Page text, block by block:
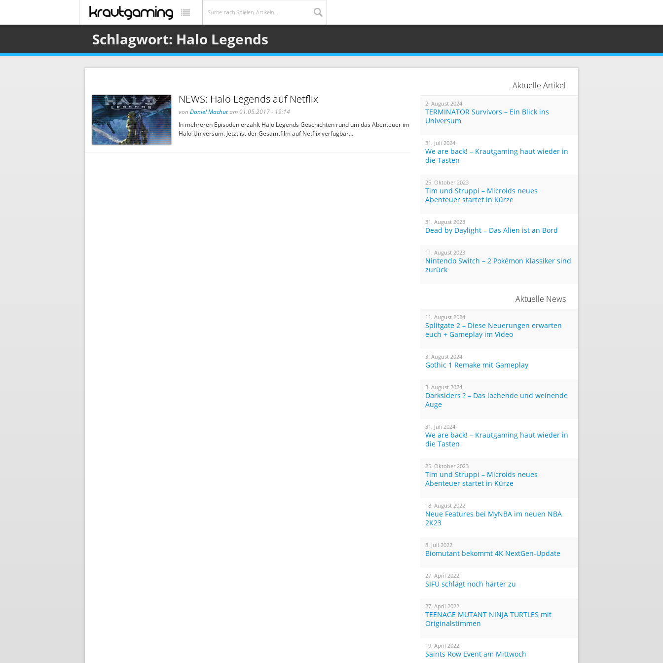
Schlagwort: Halo Legends
NEWS: Halo Legends auf Netflix
von Daniel Machutam 01.05.2017 - 19:14
In mehreren Episoden erzählt Halo Legends Geschichten rund um das Abenteuer im
Halo-Universum. Jetzt ist der Gesamtfilm auf Netflix verfügbar...
Aktuelle Artikel
2. August 2024
TERMINATOR Survivors – Ein Blick ins
Universum
31. Juli 2024
We are back! – Krautgaming haut wieder in
die Tasten
25. Oktober 2023
Tim und Struppi – Microids neues
Abenteuer startet in Kürze
31. August 2023
Dead by Daylight – Das Alien ist an Bord
11. August 2023
Nintendo Switch – 2 Pokémon Klassiker sind
zurück
Aktuelle News
11. August 2024
Splitgate 2 – Diese Neuerungen erwarten
euch + Gameplay im Video
3. August 2024
Gothic 1 Remake mit Gameplay
3. August 2024
Darksiders ? – Das lachende und weinende
Auge
31. Juli 2024
We are back! – Krautgaming haut wieder in
die Tasten
25. Oktober 2023
Tim und Struppi – Microids neues
Abenteuer startet in Kürze
18. August 2022
Neue Features bei MyNBA im neuen NBA
2K23
8. Juli 2022
Biomutant bekommt 4K NextGen-Update
27. April 2022
SIFU schlägt noch härter zu
27. April 2022
TEENAGE MUTANT NINJA TURTLES mit
Originalstimmen
19. April 2022
Saints Row Event am Mittwoch